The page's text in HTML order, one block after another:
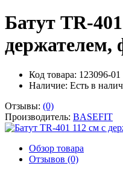
Батут TR-
держателем,
Код товара: 123096-01
Наличие: Есть в
Отзывы: (0)
Производитель: BASEFIT
Обзор товара
Отзывов (0)